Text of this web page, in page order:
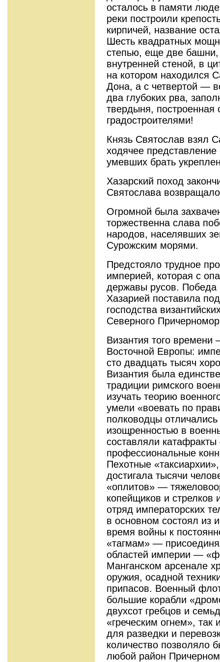
осталось в памяти
реки построили
кирпичей, название
Шесть квадратных
степью, еще две
внутренней стеной, в
на котором находился
Дона, а с четвертой —
два глубоких рва,
твердыня, построенная
градостроителями!
Князь Святослав взял
ходячее
умевших брать
Хазарский поход
Святослава
Огромной была
торжественна слава
народов, населявших
Сурожским морями.
Предстояло трудное
империей, которая с
державы русов. Победа
Хазарией поставила
господства
Северного
Византия того времени
Восточной Европы:
сто двадцать тысяч
Византия была
традиции римского
изучать теорию
умели «воевать по
полководцы
изощренностью в
составляли
профессиональные
Пехотные
достигала тысячи
«оплитов» —
копейщиков и стрелков
отряд императорских
в основном состоял из
время войны к
«тагмам» —
областей империи —
Манганском арсенале
оружия, осадной
припасов. Военный
большие корабли
двухсот гребцов и
«греческим огнем»,
для разведки и
количество позволяло
любой район